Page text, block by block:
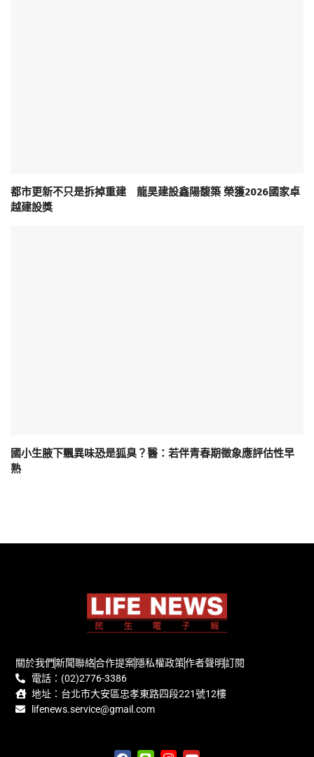
都市更新不只是拆掉重建 龍昊建設鑫陽馥築 榮獲2026國家卓
越建設獎
國小生腋下飄異味恐是狐臭？醫：若伴青春期徵象應評估性早
熟
關於我們新聞聯絡合作提案隱私權政策作者聲明訂閱
電話：(02)2776-3386
地址：台北市大安區忠孝東路四段221號12樓
lifenews.service@gmail.com